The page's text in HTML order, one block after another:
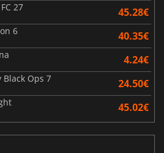
27 45.28€
6 40.35€
4.24€
Black Ops 7 24.50€
45.02€